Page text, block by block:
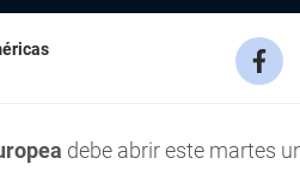
debe abrir este martes